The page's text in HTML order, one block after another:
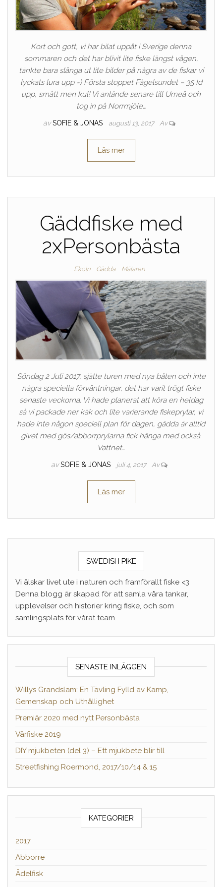
Kort och gott, vi har bilat uppåt i Sverige denna
sommaren och det har blivit lite fiske längst vägen,
tänkte bara slänga ut lite bilder på några av de fiskar vi
lyckats lura upp =) Första stoppet Fågelsundet – 35 Id
upp, smått men kul! Vi anlände senare till Umeå och
tog in på Norrmjöle…
av SOFIE & JONAS augusti 13, 2017 Av
Läs mer
Gäddfiske med
2xPersonbästa
Ekoln Gädda Mälaren
Söndag 2 Juli 2017, sjätte turen med nya båten och inte
några speciella förväntningar, det har varit trögt fiske
senaste veckorna. Vi hade planerat att köra en heldag
så vi packade ner käk och lite varierande fiskeprylar, vi
hade inte någon speciell plan för dagen, gädda är alltid
givet med gös/abborrprylarna fick hänga med också.
Vattnet…
av SOFIE & JONAS juli 4, 2017 Av
Läs mer
SWEDISH PIKE
Vi älskar livet ute i naturen och framförallt fiske <3
Denna blogg är skapad för att samla våra tankar,
upplevelser och historier kring fiske, och som
samlingsplats för vårat team.
SENASTE INLÄGGEN
Willys Grandslam: En Tävling Fylld av Kamp,
Gemenskap och Uthållighet
Premiär 2020 med nytt Personbästa
Vårfiske 2019
DIY mjukbeten (del 3) – Ett mjukbete blir till
Streetfishing Roermond, 2017/10/14 & 15
KATEGORIER
2017
Abborre
Ädelfisk